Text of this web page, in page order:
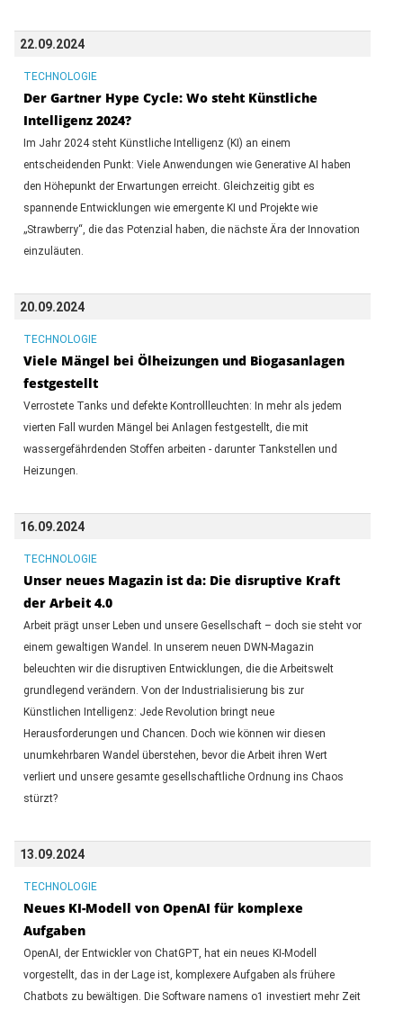
22.09.2024
TECHNOLOGIE
Der Gartner Hype Cycle: Wo steht Künstliche
Intelligenz 2024?
Im Jahr 2024 steht Künstliche Intelligenz (KI) an einem
entscheidenden Punkt: Viele Anwendungen wie Generative AI haben
den Höhepunkt der Erwartungen erreicht. Gleichzeitig gibt es
spannende Entwicklungen wie emergente KI und Projekte wie
„Strawberry“, die das Potenzial haben, die nächste Ära der Innovation
einzuläuten.
20.09.2024
TECHNOLOGIE
Viele Mängel bei Ölheizungen und Biogasanlagen
festgestellt
Verrostete Tanks und defekte Kontrollleuchten: In mehr als jedem
vierten Fall wurden Mängel bei Anlagen festgestellt, die mit
wassergefährdenden Stoffen arbeiten - darunter Tankstellen und
Heizungen.
16.09.2024
TECHNOLOGIE
Unser neues Magazin ist da: Die disruptive Kraft
der Arbeit 4.0
Arbeit prägt unser Leben und unsere Gesellschaft – doch sie steht vor
einem gewaltigen Wandel. In unserem neuen DWN-Magazin
beleuchten wir die disruptiven Entwicklungen, die die Arbeitswelt
grundlegend verändern. Von der Industrialisierung bis zur
Künstlichen Intelligenz: Jede Revolution bringt neue
Herausforderungen und Chancen. Doch wie können wir diesen
unumkehrbaren Wandel überstehen, bevor die Arbeit ihren Wert
verliert und unsere gesamte gesellschaftliche Ordnung ins Chaos
stürzt?
13.09.2024
TECHNOLOGIE
Neues KI-Modell von OpenAI für komplexe
Aufgaben
OpenAI, der Entwickler von ChatGPT, hat ein neues KI-Modell
vorgestellt, das in der Lage ist, komplexere Aufgaben als frühere
Chatbots zu bewältigen. Die Software namens o1 investiert mehr Zeit